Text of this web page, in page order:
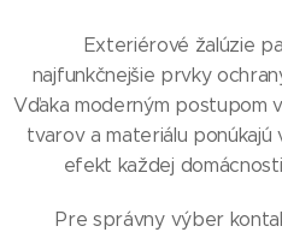
Exteriérové žalúzie
najfunkčnejšie prvky
Vďaka moderným postupom
tvarov a materiálu
efekt každej
Pre správny výber